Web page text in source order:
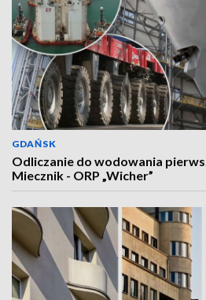
GDAŃSK
Odliczanie do wodowania
Miecznik - ORP „Wicher”